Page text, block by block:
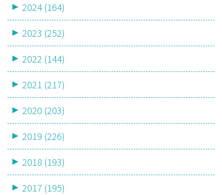
2024 (164)
2023 (252)
2022 (144)
2021 (217)
2020 (203)
2019 (226)
2018 (193)
2017 (195)